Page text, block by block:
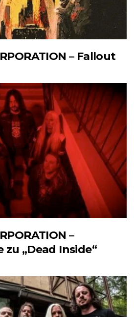
– Fallout
–
„Dead Inside“